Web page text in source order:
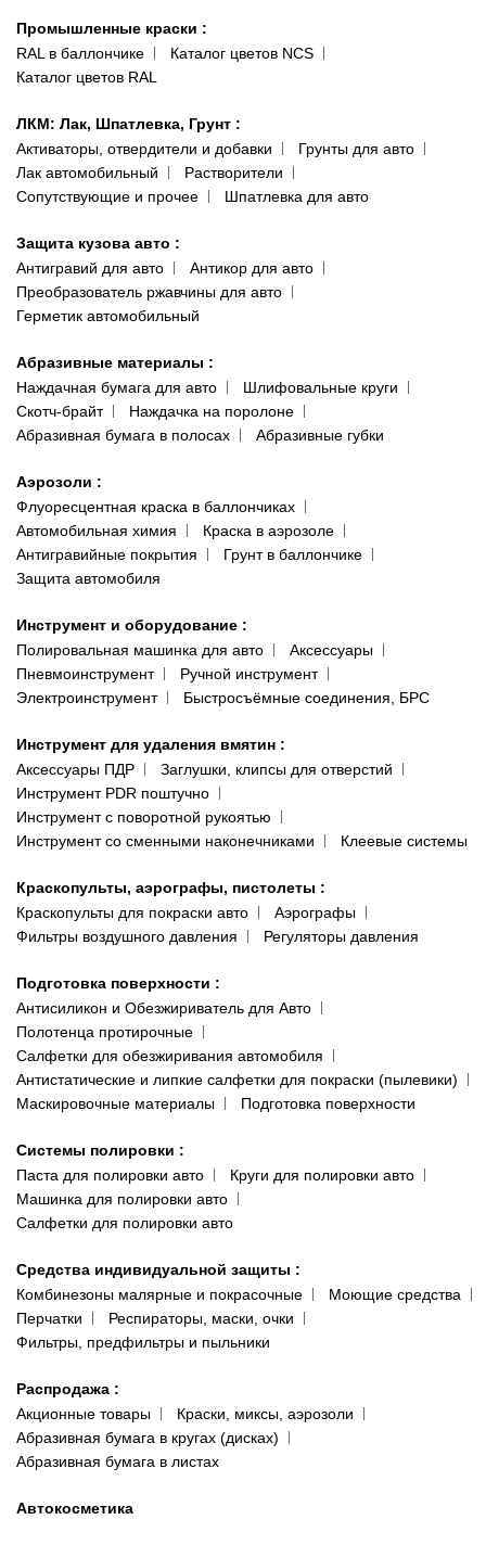
Промышленные краски :
RAL в баллончике
Каталог цветов NCS
Каталог цветов RAL
ЛКМ: Лак, Шпатлевка, Грунт :
Активаторы, отвердители и добавки
Грунты для авто
Лак автомобильный
Растворители
Сопутствующие и прочее
Шпатлевка для авто
Защита кузова авто :
Антигравий для авто
Антикор для авто
Преобразователь ржавчины для авто
Герметик автомобильный
Абразивные материалы :
Наждачная бумага для авто
Шлифовальные круги
Скотч-брайт
Наждачка на поролоне
Абразивная бумага в полосах
Абразивные губки
Аэрозоли :
Флуоресцентная краска в баллончиках
Автомобильная химия
Краска в аэрозоле
Антигравийные покрытия
Грунт в баллончике
Защита автомобиля
Инструмент и оборудование :
Полировальная машинка для авто
Аксессуары
Пневмоинструмент
Ручной инструмент
Электроинструмент
Быстросъёмные соединения, БРС
Инструмент для удаления вмятин :
Аксессуары ПДР
Заглушки, клипсы для отверстий
Инструмент PDR поштучно
Инструмент с поворотной рукоятью
Инструмент со сменными наконечниками
Клеевые системы
Краскопульты, аэрографы, пистолеты :
Краскопульты для покраски авто
Аэрографы
Фильтры воздушного давления
Регуляторы давления
Подготовка поверхности :
Антисиликон и Обезжириватель для Авто
Полотенца протирочные
Салфетки для обезжиривания автомобиля
Антистатические и липкие салфетки для покраски (пылевики)
Маскировочные материалы
Подготовка поверхности
Системы полировки :
Паста для полировки авто
Круги для полировки авто
Машинка для полировки авто
Салфетки для полировки авто
Средства индивидуальной защиты :
Комбинезоны малярные и покрасочные
Моющие средства
Перчатки
Респираторы, маски, очки
Фильтры, предфильтры и пыльники
Распродажа :
Акционные товары
Краски, миксы, аэрозоли
Абразивная бумага в кругах (дисках)
Абразивная бумага в листах
Автокосметика